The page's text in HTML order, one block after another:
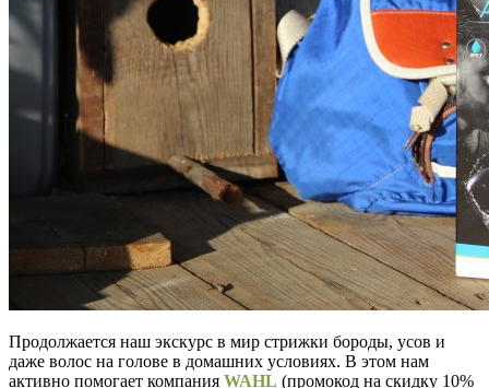
Продолжается наш экскурс в мир стрижки бороды, усов и
даже волос на голове в домашних условиях. В этом нам
активно помогает компания WAHL (промокод на скидку 10%